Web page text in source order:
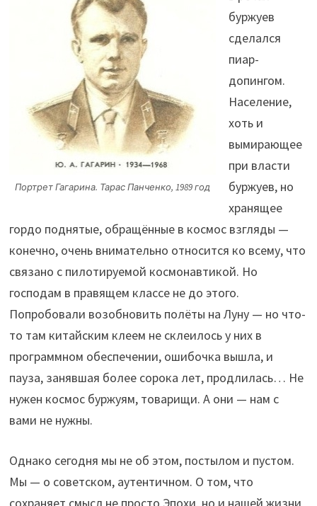
Портрет Гагарина. Тарас Панченко, 1989 год
буржуев
сделался
пиар-
допингом.
Население,
хоть и
вымирающее
при власти
буржуев, но
хранящее
гордо поднятые, обращённые в космос взгляды —
конечно, очень внимательно относится ко всему, что
связано с пилотируемой космонавтикой. Но
господам в правящем классе не до этого.
Попробовали возобновить полёты на Луну — но что-
то там китайским клеем не склеилось у них в
программном обеспечении, ошибочка вышла, и
пауза, занявшая более сорока лет, продлилась… Не
нужен космос буржуям, товарищи. А они — нам с
вами не нужны.
Однако сегодня мы не об этом, постылом и пустом.
Мы — о советском, аутентичном. О том, что